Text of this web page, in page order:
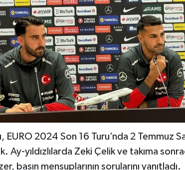
EURO 2024 Son 16 Turu’nda 2 Temmuz
Ay-yıldızlılarda Zeki Çelik ve takıma
basın mensuplarının sorularını yanıtladı.